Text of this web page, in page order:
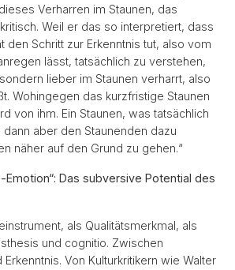
Verharren im Staunen, das
Weil er das so interpretiert, dass
den Schritt zur Erkenntnis tut, also vom
lässt, tatsächlich zu verstehen,
lieber im Staunen verharrt, also
Wohingegen das kurzfristige Staunen
von ihm. Ein Staunen, was tatsächlich
aber den Staunenden dazu
näher auf den Grund zu gehen.“
Emotion“: Das subversive Potential des
als Qualitätsmerkmal, als
und cognitio. Zwischen
Von Kulturkritikern wie Walter